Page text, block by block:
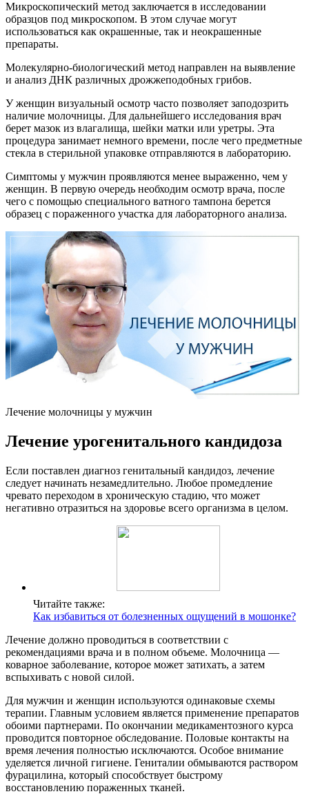
Микроскопический метод заключается в исследовании
образцов под микроскопом. В этом случае могут
использоваться как окрашенные, так и неокрашенные
препараты.
Молекулярно-биологический метод направлен на выявление
и анализ ДНК различных дрожжеподобных грибов.
У женщин визуальный осмотр часто позволяет заподозрить
наличие молочницы. Для дальнейшего исследования врач
берет мазок из влагалища, шейки матки или уретры. Эта
процедура занимает немного времени, после чего предметные
стекла в стерильной упаковке отправляются в лабораторию.
Симптомы у мужчин проявляются менее выраженно, чем у
женщин. В первую очередь необходим осмотр врача, после
чего с помощью специального ватного тампона берется
образец с пораженного участка для лабораторного анализа.
Лечение молочницы у мужчин
Лечение урогенитального кандидоза
Если поставлен диагноз генитальный кандидоз, лечение
следует начинать незамедлительно. Любое промедление
чревато переходом в хроническую стадию, что может
негативно отразиться на здоровье всего организма в целом.
Читайте также:
Как избавиться от болезненных ощущений в мошонке?
Лечение должно проводиться в соответствии с
рекомендациями врача и в полном объеме. Молочница —
коварное заболевание, которое может затихать, а затем
вспыхивать с новой силой.
Для мужчин и женщин используются одинаковые схемы
терапии. Главным условием является применение препаратов
обоими партнерами. По окончании медикаментозного курса
проводится повторное обследование. Половые контакты на
время лечения полностью исключаются. Особое внимание
уделяется личной гигиене. Гениталии обмываются раствором
фурацилина, который способствует быстрому
восстановлению пораженных тканей.